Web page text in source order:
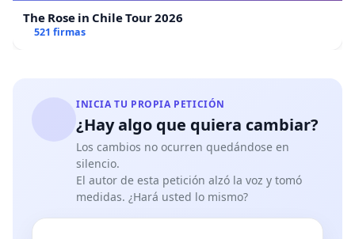
The Rose in Chile Tour 2026
521 firmas
INICIA TU PROPIA PETICIÓN
¿Hay algo que quiera cambiar?
Los cambios no ocurren quedándose en
silencio.
El autor de esta petición alzó la voz y tomó
medidas. ¿Hará usted lo mismo?